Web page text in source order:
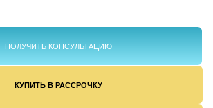
ПОЛУЧИТЬ КОНСУЛЬТАЦИЮ
КУПИТЬ В РАССРОЧКУ